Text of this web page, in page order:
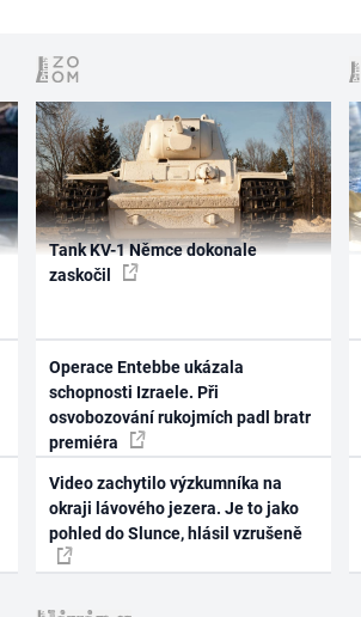
Tank KV-1 Němce dokonale
zaskočil
Operace Entebbe ukázala
schopnosti Izraele. Při
osvobozování rukojmích padl bratr
premiéra
Video zachytilo výzkumníka na
okraji lávového jezera. Je to jako
pohled do Slunce, hlásil vzrušeně